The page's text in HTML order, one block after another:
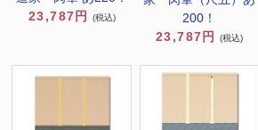
23,787円
(税込)
200！
23,787円
(税込)